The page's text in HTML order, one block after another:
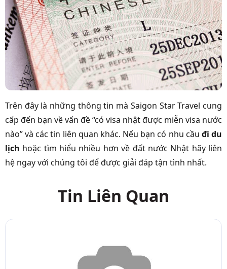
Trên đây là những thông tin mà Saigon Star Travel cung
cấp đến bạn về vấn đề “có visa nhật được miễn visa nước
nào” và các tin liên quan khác. Nếu bạn có nhu cầu đi du
lịch hoặc tìm hiểu nhiều hơn về đất nước Nhật hãy liên
hệ ngay với chúng tôi để được giải đáp tận tình nhất.
Tin Liên Quan